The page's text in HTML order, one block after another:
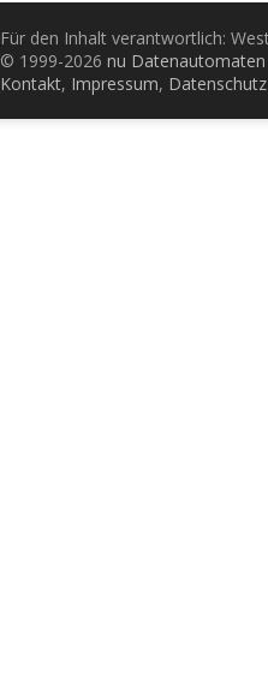
Für den Inhalt verantwortlich:
© 1999-2026 nu
Kontakt, Impressum, Datenschutz